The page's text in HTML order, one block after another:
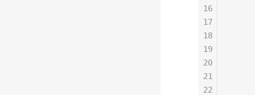
16
17
18
19
20
21
22